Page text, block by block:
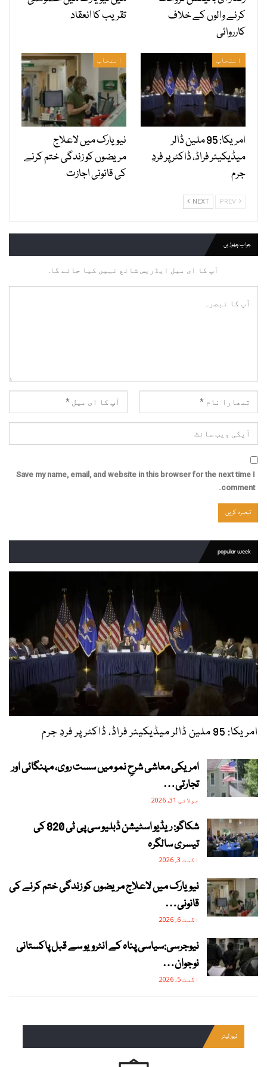
کرنے والوں کے خلاف
کارروائی
تقریب کا انعقاد
انتخاب
امریکا: 95 ملین ڈالر
میڈیکیئر فراڈ، ڈاکٹر پر فردِ
جرم
انتخاب
نیویارک میں لاعلاج
مریضوں کو زندگی ختم کرنے
کی قانونی اجازت
NEXT
جواب چھوڑیں
آپ کا ای میل ایڈریس شائع نہیں کیا جائے گا.
Save my name, email, and website in this browser for the next time I
comment.
popular week
امریکا: 95 ملین ڈالر میڈیکیئر فراڈ، ڈاکٹر پر فردِ جرم
امریکی معاشی شرحِ نمو میں سست روی، مہنگائی اور
تجارتی…
جولائی 31, 2026
شکاگو: ریڈیو اسٹیشن ڈبلیو سی پی ٹی 820 کی
تیسری سالگرہ
اگست 3, 2026
نیویارک میں لاعلاج مریضوں کو زندگی ختم کرنے کی
قانونی…
اگست 6, 2026
نیوجرسی:سیاسی پناہ کے انٹرویو سے قبل پاکستانی
نوجوان…
اگست 5, 2026
نیوز لیٹر